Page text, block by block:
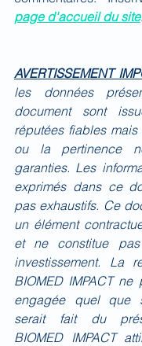
page d'accueil du site.
AVERTISSEMENT
les données
document sont
réputées fiables mais
ou la pertinence
garanties. Les
exprimés dans ce
pas exhaustifs. Ce
un élément
et ne constitue
investissement. La
BIOMED IMPACT
engagée quel que
serait fait du
BIOMED IMPACT